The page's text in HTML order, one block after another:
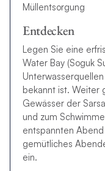
Müllentsorgung
Entdecken
Legen Sie eine
Water Bay (Soguk
bekannt ist. Weiter
Gewässer der
und zum
entspannten
gemütliches
ein.